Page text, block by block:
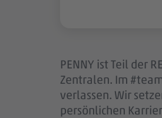
PENNY ist Teil der
Zentralen. Im
verlassen. Wir
persönlichen